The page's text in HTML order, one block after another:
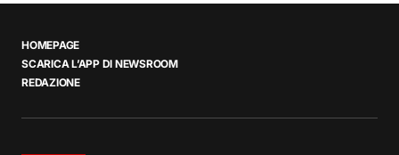
HOMEPAGE
SCARICA L’APP DI NEWSROOM
REDAZIONE